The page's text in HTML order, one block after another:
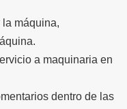
máquina,
a maquinaria en
dentro de las